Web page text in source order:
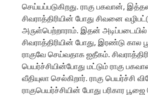
செய்யப்படுகிறது. ராகு பகவான்,
சிவராத்திரியின் போது சிவனை
அருள்பெற்றாராம். இதன்
சிவராத்திரியின் போது, இரண்டு கால
ராகுவே செய்வதாக ஐதீகம்.
பெயர்ச்சியின்போது மட்டும் ராகு
வீதியுலா செல்கிறார். ராகு பெயர்ச்சி
ராகுபெயர்ச்சியின் போது பரிகார